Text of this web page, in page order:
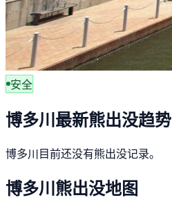
安全
博多川最新熊出没趋势
博多川目前还没有熊出没记录。
博多川熊出没地图